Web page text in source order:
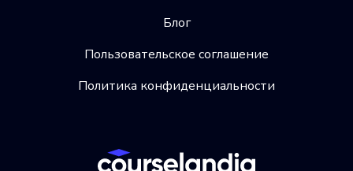
Блог
Пользовательское соглашение
Политика конфиденциальности